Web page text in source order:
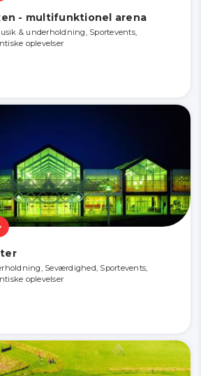
- multifunktionel arena
& underholdning, Sportevents,
oplevelser
Seværdighed, Sportevents,
oplevelser